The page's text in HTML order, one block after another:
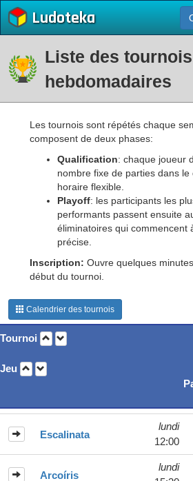
Ludoteka
Liste des tournois
hebdomadaires
Les tournois sont répétés chaque
composent de deux phases:
Qualification: chaque joueur
nombre fixe de parties dans le
horaire flexible.
Playoff: les participants les
performants passent ensuite
éliminatoires qui commencent
précise.
Inscription: Ouvre quelques
début du tournoi.
Calendrier des tournois
Tournoi
Jeu
Escalinata
lundi
12:00
Arcoíris
lundi